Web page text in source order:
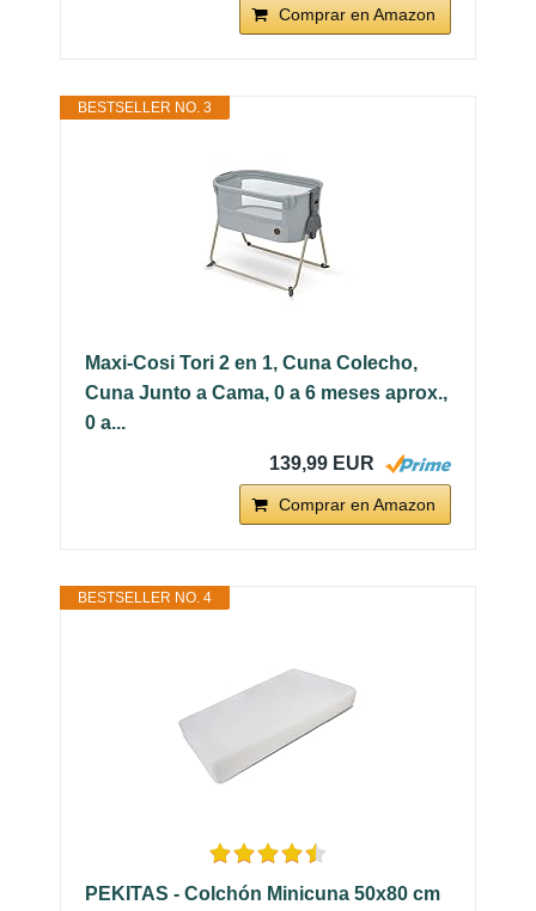
Comprar en Amazon
BESTSELLER NO. 3
Maxi-Cosi Tori 2 en 1, Cuna Colecho,
Cuna Junto a Cama, 0 a 6 meses aprox.,
0 a...
139,99 EUR
Comprar en Amazon
BESTSELLER NO. 4
PEKITAS - Colchón Minicuna 50x80 cm